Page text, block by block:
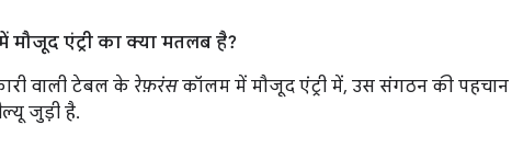
एंट्री का क्या मतलब है?
वाली टेबल के रेफ़रंसकॉलम में मौजूद एंट्री में, उस संगठन की पहचान
जुड़ी है.